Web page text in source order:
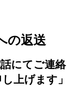
の返送
にてご連絡
上げます」